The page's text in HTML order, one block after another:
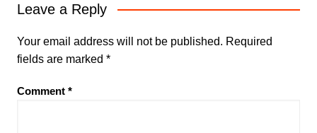
Leave a Reply
Your email address will not be published. Required
fields are marked *
Comment *